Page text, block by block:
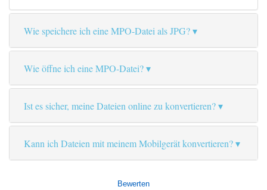
Wie speichere ich eine MPO-Datei als JPG?
Wie öffne ich eine MPO-Datei?
Ist es sicher, meine Dateien online zu konvertieren?
Kann ich Dateien mit meinem Mobilgerät konvertieren?
Bewerten